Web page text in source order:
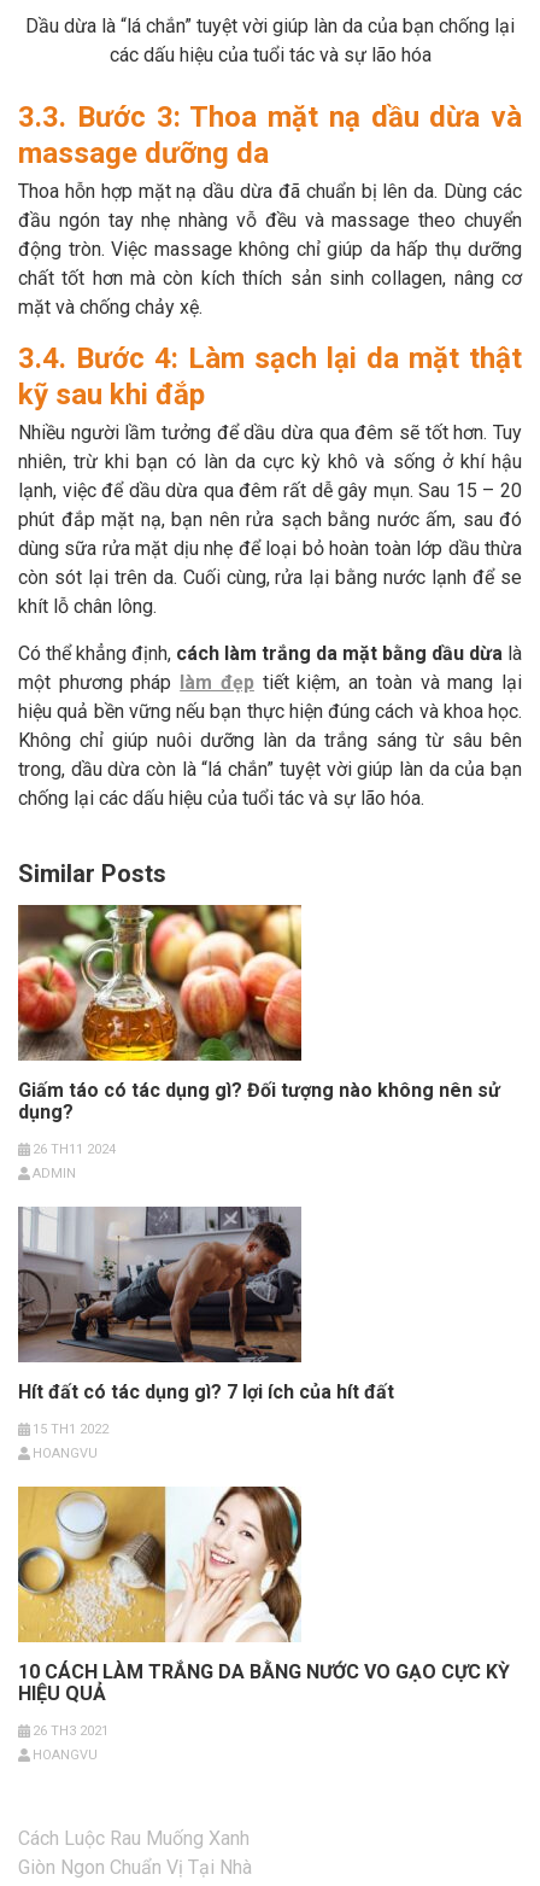
Dầu dừa là “lá chắn” tuyệt vời giúp làn da của bạn chống lại
các dấu hiệu của tuổi tác và sự lão hóa
3.3. Bước 3: Thoa mặt nạ dầu dừa và
massage dưỡng da
Thoa hỗn hợp mặt nạ dầu dừa đã chuẩn bị lên da. Dùng các
đầu ngón tay nhẹ nhàng vỗ đều và massage theo chuyển
động tròn. Việc massage không chỉ giúp da hấp thụ dưỡng
chất tốt hơn mà còn kích thích sản sinh collagen, nâng cơ
mặt và chống chảy xệ.
3.4. Bước 4: Làm sạch lại da mặt thật
kỹ sau khi đắp
Nhiều người lầm tưởng để dầu dừa qua đêm sẽ tốt hơn. Tuy
nhiên, trừ khi bạn có làn da cực kỳ khô và sống ở khí hậu
lạnh, việc để dầu dừa qua đêm rất dễ gây mụn. Sau 15 – 20
phút đắp mặt nạ, bạn nên rửa sạch bằng nước ấm, sau đó
dùng sữa rửa mặt dịu nhẹ để loại bỏ hoàn toàn lớp dầu thừa
còn sót lại trên da. Cuối cùng, rửa lại bằng nước lạnh để se
khít lỗ chân lông.
Có thể khẳng định, cách làm trắng da mặt bằng dầu dừa là
một phương pháp
làm đẹptiết kiệm, an toàn và mang lại
hiệu quả bền vững nếu bạn thực hiện đúng cách và khoa học.
Không chỉ giúp nuôi dưỡng làn da trắng sáng từ sâu bên
trong, dầu dừa còn là “lá chắn” tuyệt vời giúp làn da của bạn
chống lại các dấu hiệu của tuổi tác và sự lão hóa.
Similar Posts
Giấm táo có tác dụng gì? Đối tượng nào không nên sử
dụng?
26 TH11 2024
ADMIN
Hít đất có tác dụng gì? 7 lợi ích của hít đất
15 TH1 2022
HOANGVU
10 CÁCH LÀM TRẮNG DA BẰNG NƯỚC VO GẠO CỰC KỲ
HIỆU QUẢ
26 TH3 2021
HOANGVU
Điều
hướng
Cách Luộc Rau Muống Xanh
Giòn Ngon Chuẩn Vị Tại Nhà